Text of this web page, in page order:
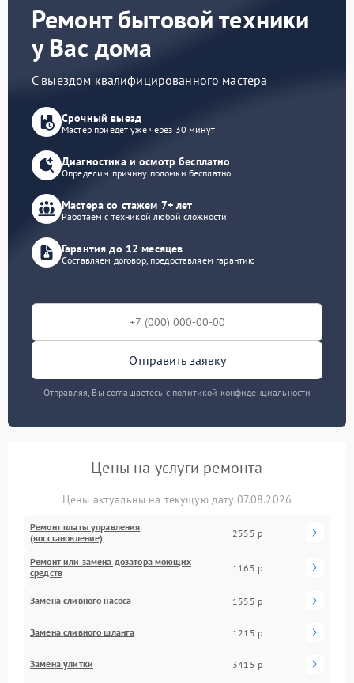
Ремонт бытовой техники
у Вас дома
С выездом квалифицированного мастера
Срочный выезд
Мастер приедет уже через 30 минут
Диагностика и осмотр бесплатно
Определим причину поломки бесплатно
Мастера со стажем 7+ лет
Работаем с техникой любой сложности
Гарантия до 12 месяцев
Составляем договор, предоставляем гарантию
Отправить заявку
Отправляя, Вы соглашаетесь с политикой конфиденциальности
Цены на услуги ремонта
Цены актуальны на текущую дату 07.08.2026
Ремонт платы управления
(восстановление)
2555 р
Ремонт или замена дозатора моющих
средств
1165 р
Замена сливного насоса 1555 р
Замена сливного шланга 1215 р
Замена улитки 3415 р